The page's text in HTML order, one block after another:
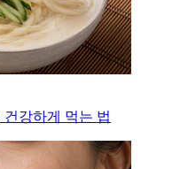
건강하게 먹는 법